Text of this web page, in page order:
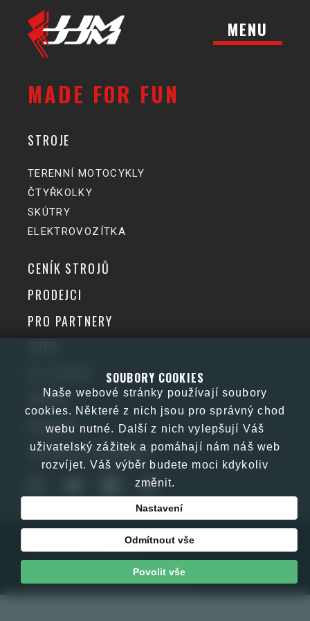
MENU
MADE FOR FUN
STROJE
TERENNÍ MOTOCYKLY
ČTYŘKOLKY
SKÚTRY
ELEKTROVOZÍTKA
CENÍK STROJŮ
PRODEJCI
PRO PARTNERY
PŘÍBĚH
KONTAKT
OBCHODNÍ PODMÍNKY
Copyright © JJM 2026
Web by E-kom promotion s.r.o.
SOUBORY COOKIES
Naše webové stránky používají soubory
cookies. Některé z nich jsou pro správný chod
webu nutné. Další z nich vylepšují Váš
uživatelský zážitek a pomáhají nám náš web
rozvíjet. Váš výběr budete moci kdykoliv
změnit.
Nastavení
Odmítnout vše
Povolit vše